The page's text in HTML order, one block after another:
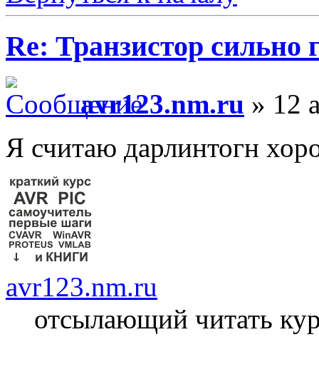
Re: Транзистор сильно
avr123.nm.ru » 12
Я считаю дарлинтогн
avr123.nm.ru
отсылающий читать